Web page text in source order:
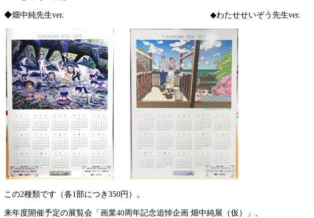
◆畑中純先生ver. ◆わたせせいぞう先生ver.
この2種類です（各1部につき350円）。
来年度開催予定の展覧会「画業40周年記念追悼企画 畑中純展（仮）」、